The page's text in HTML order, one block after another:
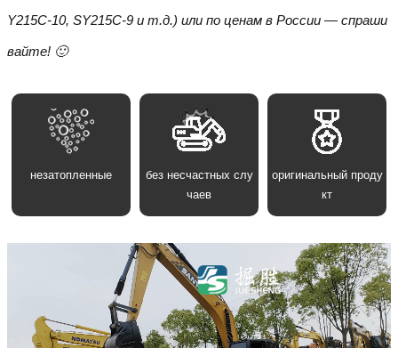
Y215C-10, SY215C-9 и т.д.) или по ценам в России — спраши
вайте! 🙂
незатопленные
без несчастных слу
чаев
оригинальный проду
кт